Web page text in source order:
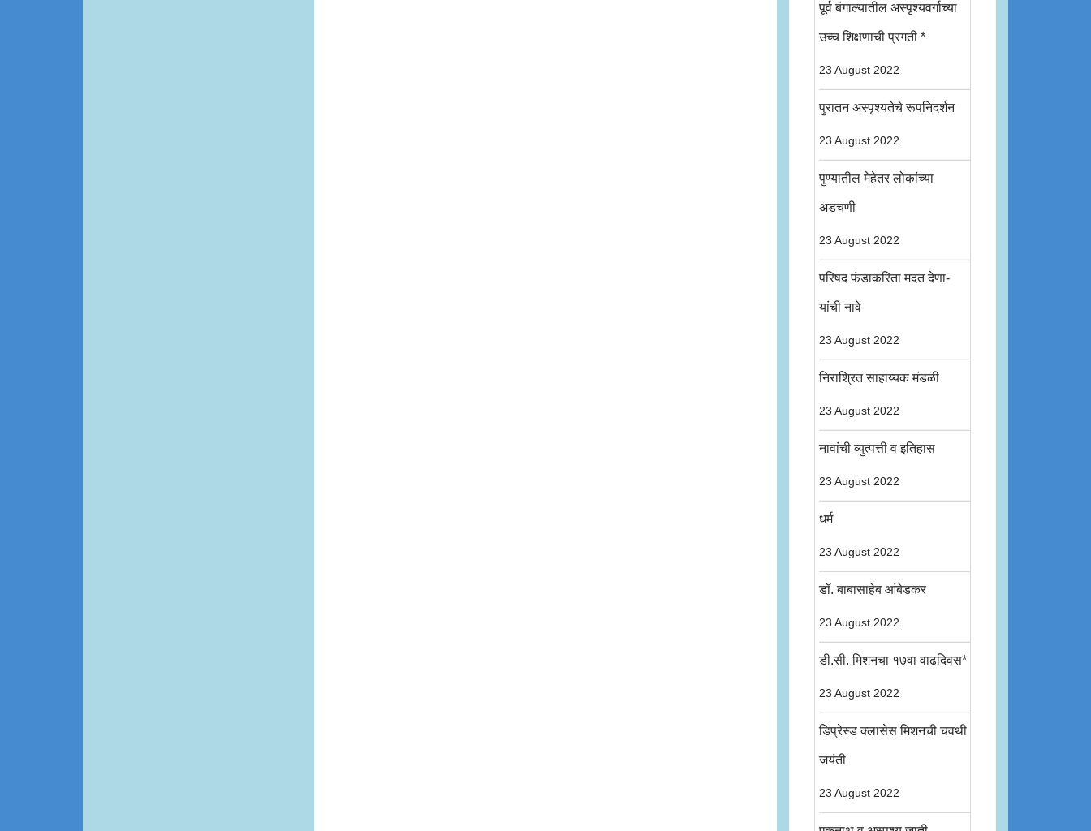
पूर्व बंगाल्यातील अस्पृश्यवर्गाच्या
उच्च शिक्षणाची प्रगती *
23 August 2022
पुरातन अस्पृश्यतेचे रूपनिदर्शन
23 August 2022
पुण्यातील मेहेतर लोकांच्या
अडचणी
23 August 2022
परिषद फंडाकरिता मदत देणा-
यांची नावे
23 August 2022
निराश्रित साहाय्यक मंडळी
23 August 2022
नावांची व्युत्पत्ती व इतिहास
23 August 2022
धर्म
23 August 2022
डॉ. बाबासाहेब आंबेडकर
23 August 2022
डी.सी. मिशनचा १७वा वाढदिवस*
23 August 2022
डिप्रेस्ड क्लासेस मिशनची चवथी
जयंती
23 August 2022